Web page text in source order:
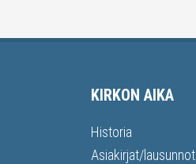
KIRKON AIKA
Historia
Asiakirjat/lausunnot